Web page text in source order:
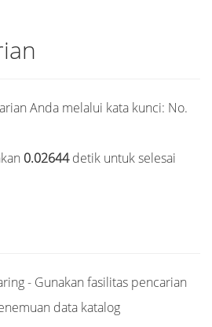
Anda melalui kata kunci: No.
0.02644detik untuk selesai
- Gunakan fasilitas pencarian
data katalog